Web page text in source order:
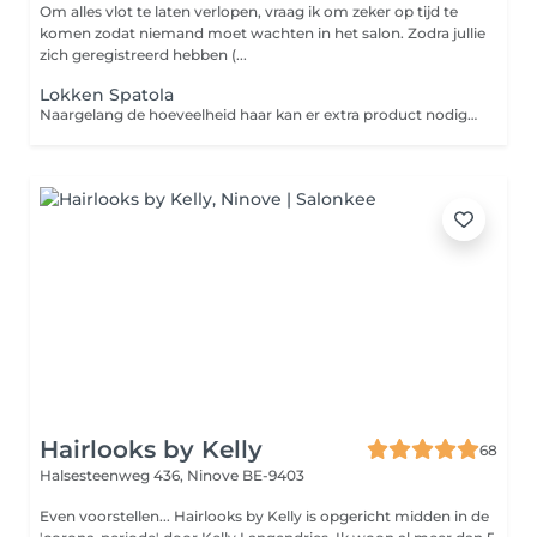
Om alles vlot te laten verlopen, vraag ik om zeker op tijd te
komen zodat niemand moet wachten in het salon. Zodra jullie
zich geregistreerd hebben (...
Lokken Spatola
Naargelang de hoeveelheid haar kan er extra product nodig zijn waarvoor een supplement wordt aangerekend van 10 euro. na kleurbehandeling is masker inbegrepen in de prijs
Hairlooks by Kelly
68
Halsesteenweg 436, Ninove BE-9403
Even voorstellen... Hairlooks by Kelly is opgericht midden in de